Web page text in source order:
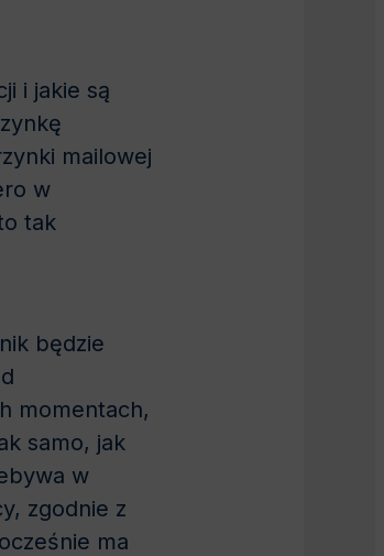
i jakie są
mailowej
w
tak
będzie
momentach,
samo, jak
w
zgodnie z
ma